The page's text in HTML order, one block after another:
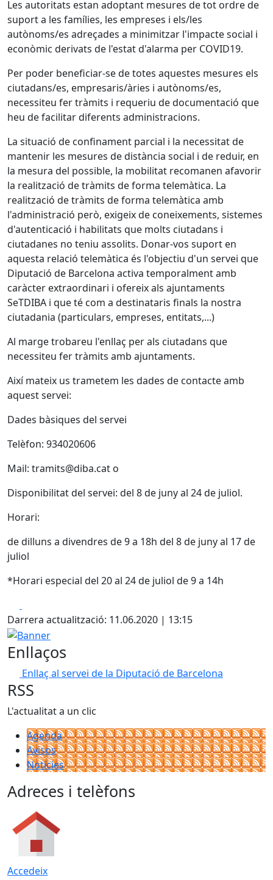
Les autoritats estan adoptant mesures de tot ordre de
suport a les famílies, les empreses i els/les
autònoms/es adreçades a minimitzar l'impacte social i
econòmic derivats de l'estat d'alarma per COVID19.
Per poder beneficiar-se de totes aquestes mesures els
ciutadans/es, empresaris/àries i autònoms/es,
necessiteu fer tràmits i requeriu de documentació que
heu de facilitar diferents administracions.
La situació de confinament parcial i la necessitat de
mantenir les mesures de distància social i de reduir, en
la mesura del possible, la mobilitat recomanen afavorir
la realització de tràmits de forma telemàtica. La
realització de tràmits de forma telemàtica amb
l'administració però, exigeix de coneixements, sistemes
d'autenticació i habilitats que molts ciutadans i
ciutadanes no teniu assolits. Donar-vos suport en
aquesta relació telemàtica és l'objectiu d'un servei que
Diputació de Barcelona activa temporalment amb
caràcter extraordinari i ofereix als ajuntaments
SeTDIBA i que té com a destinataris finals la nostra
ciutadania (particulars, empreses, entitats,...)
Al marge trobareu l'enllaç per als ciutadans que
necessiteu fer tràmits amb ajuntaments.
Així mateix us trametem les dades de contacte amb
aquest servei:
Dades bàsiques del servei
Telèfon: 934020606
Mail: tramits@diba.cat o
Disponibilitat del servei: del 8 de juny al 24 de juliol.
Horari:
de dilluns a divendres de 9 a 18h del 8 de juny al 17 de
juliol
*Horari especial del 20 al 24 de juliol de 9 a 14h
Darrera actualització: 11.06.2020 | 13:15
Banner
Enllaços
Enllaç al servei de la Diputació de Barcelona
RSS
L'actualitat a un clic
Agenda
Avisos
Notícies
Adreces i telèfons
Accedeix